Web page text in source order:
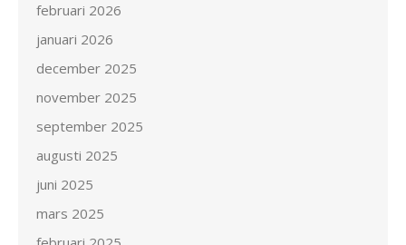
februari 2026
januari 2026
december 2025
november 2025
september 2025
augusti 2025
juni 2025
mars 2025